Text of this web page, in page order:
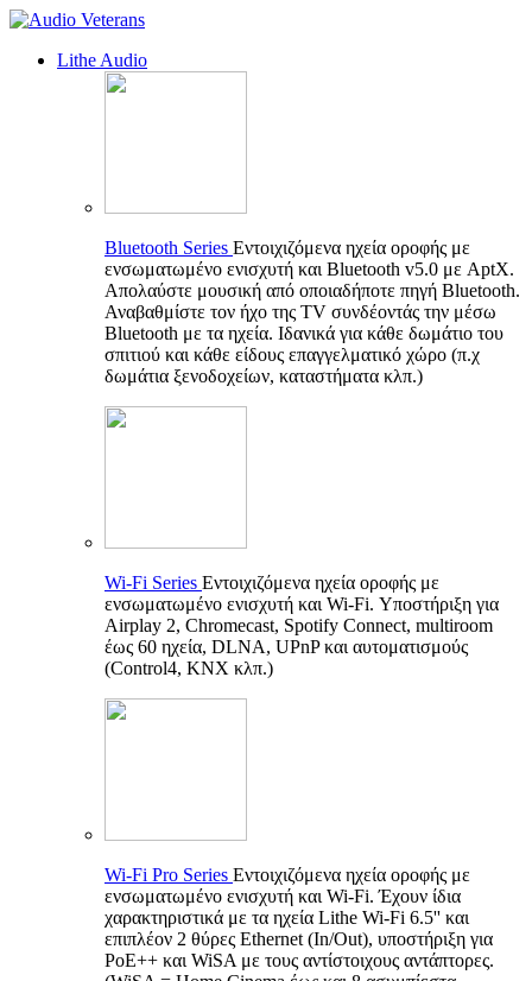
Lithe Audio
Bluetooth Series Εντοιχιζόμενα ηχεία οροφής με
ενσωματωμένο ενισχυτή και Bluetooth v5.0 με AptX.
Απολαύστε μουσική από οποιαδήποτε πηγή Bluetooth.
Αναβαθμίστε τον ήχο της TV συνδέοντάς την μέσω
Bluetooth με τα ηχεία. Ιδανικά για κάθε δωμάτιο του
σπιτιού και κάθε είδους επαγγελματικό χώρο (π.χ
δωμάτια ξενοδοχείων, καταστήματα κλπ.)
Wi-Fi Series Εντοιχιζόμενα ηχεία οροφής με
ενσωματωμένο ενισχυτή και Wi-Fi. Υποστήριξη για
Airplay 2, Chromecast, Spotify Connect, multiroom
έως 60 ηχεία, DLNA, UPnP και αυτοματισμούς
(Control4, KNX κλπ.)
Wi-Fi Pro Series Εντοιχιζόμενα ηχεία οροφής με
ενσωματωμένο ενισχυτή και Wi-Fi. Έχουν ίδια
χαρακτηριστικά με τα ηχεία Lithe Wi-Fi 6.5'' και
επιπλέον 2 θύρες Ethernet (In/Out), υποστήριξη για
PoE++ και WiSA με τους αντίστοιχους αντάπτορες.